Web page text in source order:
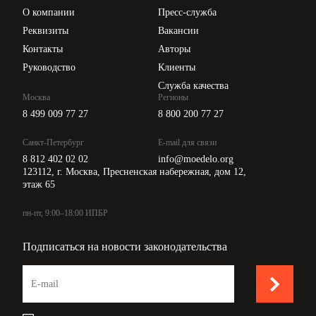
О компании
Реквизиты
Контакты
Руководство
Пресс-служба
Вакансии
Авторы
Клиенты
Служба качества
Москва
8 499 009 77 27
Санкт-Петербург
8 812 402 02 02
Регионы
8 800 200 77 27
E-mail для связи
info@moedelo.org
123112, г. Москва, Пресненская набережная, дом 12,
этаж 65
пн-пт, 9:00–18:00 ИПБР
Подписаться на новости законодательства